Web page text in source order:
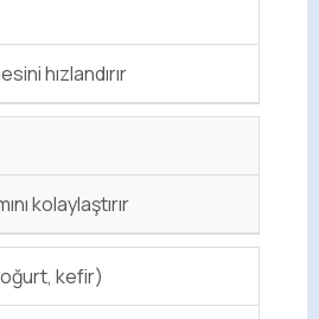
hızlandırır
kolaylaştırır
kefir)